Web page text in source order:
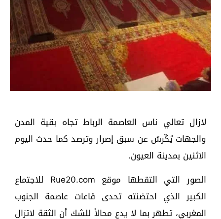
لازال تعالي ناس العاصمة الرباط تجاه بقية المدن
والجهات يُكٓرسُ عن سبق إصرار وترصد كما حدث اليوم
الاثنين بمدينة العيون.
الصور التي التقطها موقع Rue20.com للاجتماع
الكبير الذي احتضنته تحدى قاعات عاصمة الجنوب
المغربي، تطهر بما لا يدع محالاً للشك أن الثقة لاتزال